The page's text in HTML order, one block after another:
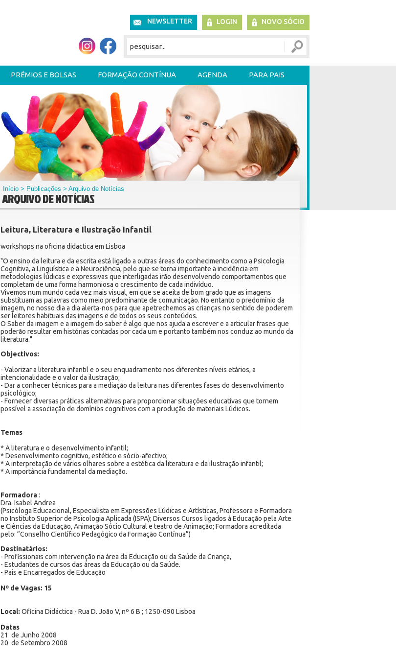
NEWSLETTER LOGIN NOVO SÓCIO
PRÉMIOS E BOLSAS FORMAÇÃO CONTÍNUA AGENDA PARA PAIS
Início > Publicações > Arquivo de Notícias
ARQUIVO DE NOTÍCIAS
Leitura, Literatura e Ilustração Infantil
workshops na oficina didactica em Lisboa
"O ensino da leitura e da escrita está ligado a outras áreas do conhecimento como a Psicologia
Cognitiva, a Linguística e a Neurociência, pelo que se torna importante a incidência em
metodologias lúdicas e expressivas que interligadas irão desenvolvendo comportamentos que
completam de uma forma harmoniosa o crescimento de cada indivíduo.
Vivemos num mundo cada vez mais visual, em que se aceita de bom grado que as imagens
substituam as palavras como meio predominante de comunicação. No entanto o predomínio da
imagem, no nosso dia a dia alerta-nos para que apetrechemos as crianças no sentido de poderem
ser leitores habituais das imagens e de todos os seus conteúdos.
O Saber da imagem e a imagem do saber é algo que nos ajuda a escrever e a articular frases que
poderão resultar em histórias contadas por cada um e portanto também nos conduz ao mundo da
literatura."
Objectivos:
- Valorizar a literatura infantil e o seu enquadramento nos diferentes níveis etários, a
intencionalidade e o valor da ilustração;
- Dar a conhecer técnicas para a mediação da leitura nas diferentes fases do desenvolvimento
psicológico;
- Fornecer diversas práticas alternativas para proporcionar situações educativas que tornem
possível a associação de domínios cognitivos com a produção de materiais Lúdicos.
Temas
* A literatura e o desenvolvimento infantil;
* Desenvolvimento cognitivo, estético e sócio-afectivo;
* A interpretação de vários olhares sobre a estética da literatura e da ilustração infantil;
* A importância fundamental da mediação.
Formadora:
Dra. Isabel Andrea
(Psicóloga Educacional, Especialista em Expressões Lúdicas e Artísticas, Professora e Formadora
no Instituto Superior de Psicologia Aplicada (ISPA); Diversos Cursos ligados à Educação pela Arte
e Ciências da Educação, Animação Sócio Cultural e teatro de Animação; Formadora acreditada
pelo: “Conselho Científico Pedagógico da Formação Contínua”)
Destinatários:
- Profissionais com intervenção na área da Educação ou da Saúde da Criança,
- Estudantes de cursos das áreas da Educação ou da Saúde.
- Pais e Encarregados de Educação
Nº de Vagas: 15
Local: Oficina Didáctica - Rua D. João V, nº 6 B ; 1250-090 Lisboa
Datas
21 de Junho 2008
20 de Setembro 2008